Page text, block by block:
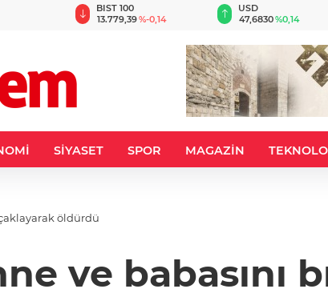
BIST 100
13.779,39%-0,14
USD
47,6830%0,14
SİYASET SPOR MAGAZİN
öldürdü
ve